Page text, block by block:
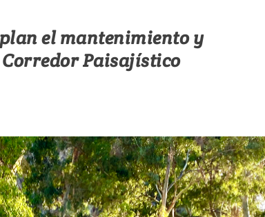
el mantenimiento y
Paisajístico